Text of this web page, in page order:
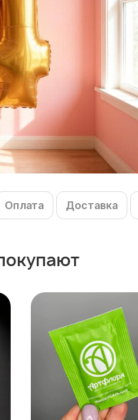
Оплата Доставка